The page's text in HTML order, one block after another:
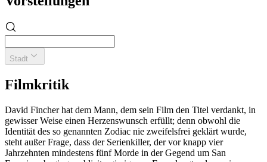
Stadt
Filmkritik
David Fincher hat dem Mann, dem sein Film den Titel verdankt, in
gewisser Weise einen Herzenswunsch erfüllt; denn obwohl die
Identität des so genannten Zodiac nie zweifelsfrei geklärt wurde,
steht außer Frage, dass der Serienkiller, der vor knapp vier
Jahrzehnten mindestens fünf Morde in der Gegend um San